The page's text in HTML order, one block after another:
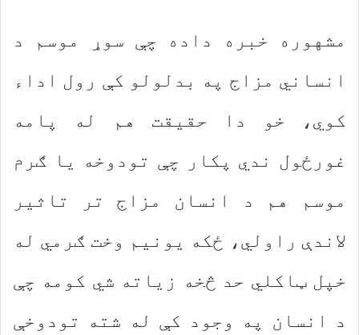
مشهوره خبره داده چې سوړ موسم د
انساني مزاج په بدلولو کې رول اداء
کوي، خو دا حقیقت هم له پامه
غورځول ندي پکار چې تودوخه یا ګرم
موسم هم د انسان مزاج تر تاثیر
لاندې راولي، ځکه یونیم وخت ګرمي له
خپل ټاکلي حد څخه زیاته شي کومه چې
د انسان په وجود کې له شته تودوخې